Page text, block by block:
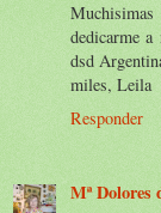
dedicarme
dsd
miles, Leila
Responder
Mª Dolores